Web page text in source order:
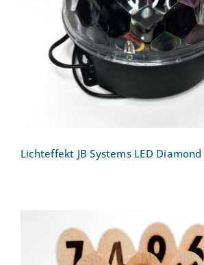
Lichteffekt JB Systems LED
Lichteffekt JB Systems LED Diamond